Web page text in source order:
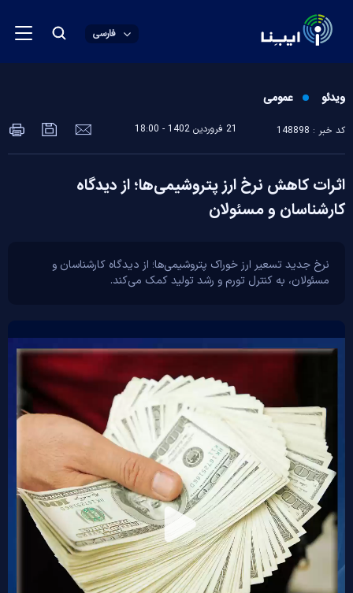
فارسی
ویدئو عمومی
کد خبر : 148898 21 فروردين 1402 - 18:00
اثرات کاهش نرخ ارز پتروشیمی‌ها؛ از دیدگاه
کارشناسان و مسئولان
نرخ جدید تسعیر ارز خوراک پتروشیمی‌ها؛ از دیدگاه کارشناسان و
مسئولان، به کنترل تورم و رشد تولید کمک می‌کند.
Play
Video